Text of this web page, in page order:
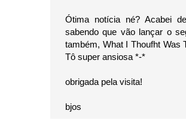
Ótima notícia né? Acabei
sabendo que vão lançar o
também, What I Thoufht Was
Tô super ansiosa *-*
obrigada pela visita!
bjos